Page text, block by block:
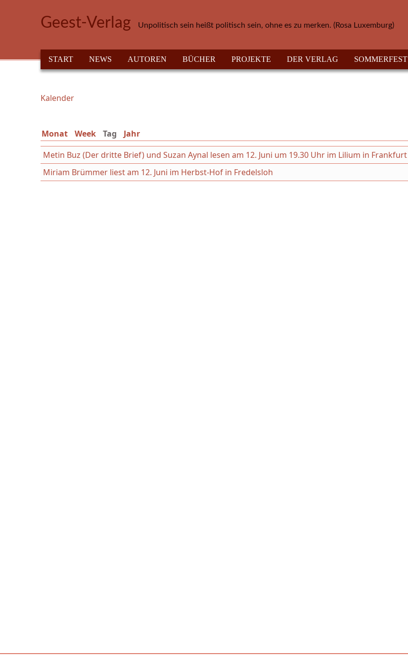
Geest-Verlag Unpolitisch sein heißt politisch sein, ohne es zu merken. (Rosa Luxemburg)
HAUPTMENÜ
START NEWS AUTOREN BÜCHER PROJEKTE DER VERLAG SOMMERFEST
Sie sind hier
Kalender
Monat Week Tag (aktiver Reiter)
Jahr
Metin Buz (Der dritte Brief) und Suzan Aynal lesen am 12. Juni um 19.30 Uhr im Lilium in Frankfurt
Miriam Brümmer liest am 12. Juni im Herbst-Hof in Fredelsloh